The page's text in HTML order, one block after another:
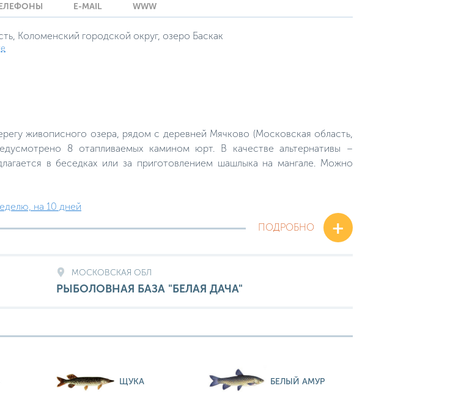
E-MAIL WWW
Коломенский городской округ, озеро Баскак
живописного озера, рядом с деревней Мячково (Московская область,
8 отапливаемых камином юрт. В качестве альтернативы –
в беседках или за приготовлением шашлыка на мангале. Можно
на 10 дней
ПОДРОБНО
+
МОСКОВСКАЯ ОБЛ
РЫБОЛОВНАЯ БАЗА "БЕЛАЯ ДАЧА"
ЩУКА БЕЛЫЙ АМУР